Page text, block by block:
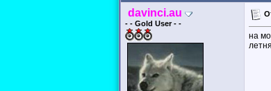
davinci.au
- - Gold User - -
на